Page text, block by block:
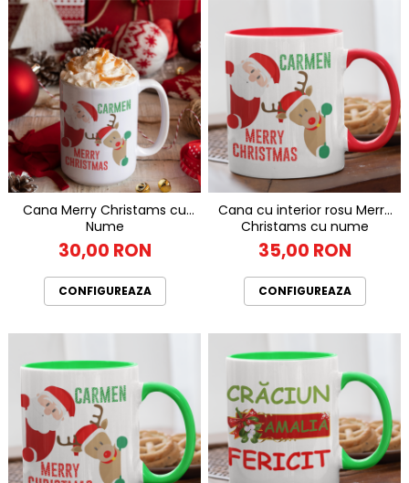
Cana Merry Christams cu
Nume
30,00 RON
CONFIGUREAZA
Cana cu interior rosu Merry
Christams cu nume
35,00 RON
CONFIGUREAZA